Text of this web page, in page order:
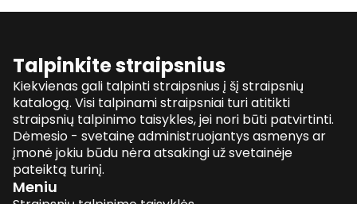
Talpinkite straipsnius
Kiekvienas gali talpinti straipsnius į šį straipsnių
katalogą. Visi talpinami straipsniai turi atitikti
straipsnių talpinimo taisykles, jei nori būti patvirtinti.
Dėmesio - svetainę administruojantys asmenys ar
įmonė jokiu būdu nėra atsakingi už svetainėje
pateiktą turinį.
Meniu